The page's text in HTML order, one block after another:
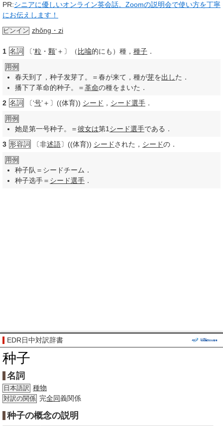
PR:シニアに優しいオンライン英会話。Zoomの説明会で使い方を丁寧
にお伝えします！
ピンイン zhǒng・zi
1 名詞 〔‘粒 ・ 颗’＋〕（ 比喩的にも）種， 種子 ．
用例
春天到了，种子发芽了。＝春が来て，種が芽を出した．
播下了革命的种子。＝革命の種をまいた．
2 名詞 〔‘号’＋〕((体育)) シード ， シード選手 ．
用例
她是第一号种子。＝彼女は第1 シード選手である．
3 形容詞 〔非述語〕((体育)) シードされた， シードの．
用例
种子队＝シードチーム．
种子选手＝ シード選手 ．
EDR日中対訳辞書
种子
名詞
日本語訳 種物
対訳の関係 完全同義関係
种子の概念の説明